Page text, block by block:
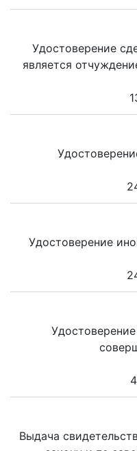
Удостоверение
является
Удостоверение
Выдача